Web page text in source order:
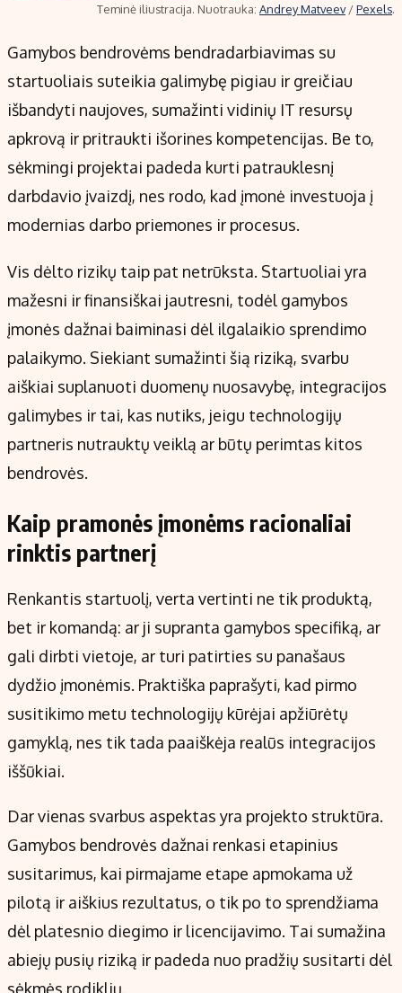
Teminė iliustracija. Nuotrauka: Andrey Matveev/Pexels.
Gamybos bendrovėms bendradarbiavimas su
startuoliais suteikia galimybę pigiau ir greičiau
išbandyti naujoves, sumažinti vidinių IT resursų
apkrovą ir pritraukti išorines kompetencijas. Be to,
sėkmingi projektai padeda kurti patrauklesnį
darbdavio įvaizdį, nes rodo, kad įmonė investuoja į
modernias darbo priemones ir procesus.
Vis dėlto rizikų taip pat netrūksta. Startuoliai yra
mažesni ir finansiškai jautresni, todėl gamybos
įmonės dažnai baiminasi dėl ilgalaikio sprendimo
palaikymo. Siekiant sumažinti šią riziką, svarbu
aiškiai suplanuoti duomenų nuosavybę, integracijos
galimybes ir tai, kas nutiks, jeigu technologijų
partneris nutrauktų veiklą ar būtų perimtas kitos
bendrovės.
Kaip pramonės įmonėms racionaliai
rinktis partnerį
Renkantis startuolį, verta vertinti ne tik produktą,
bet ir komandą: ar ji supranta gamybos specifiką, ar
gali dirbti vietoje, ar turi patirties su panašaus
dydžio įmonėmis. Praktiška paprašyti, kad pirmo
susitikimo metu technologijų kūrėjai apžiūrėtų
gamyklą, nes tik tada paaiškėja realūs integracijos
iššūkiai.
Dar vienas svarbus aspektas yra projekto struktūra.
Gamybos bendrovės dažnai renkasi etapinius
susitarimus, kai pirmajame etape apmokama už
pilotą ir aiškius rezultatus, o tik po to sprendžiama
dėl platesnio diegimo ir licencijavimo. Tai sumažina
abiejų pusių riziką ir padeda nuo pradžių susitarti dėl
sėkmės rodiklių.